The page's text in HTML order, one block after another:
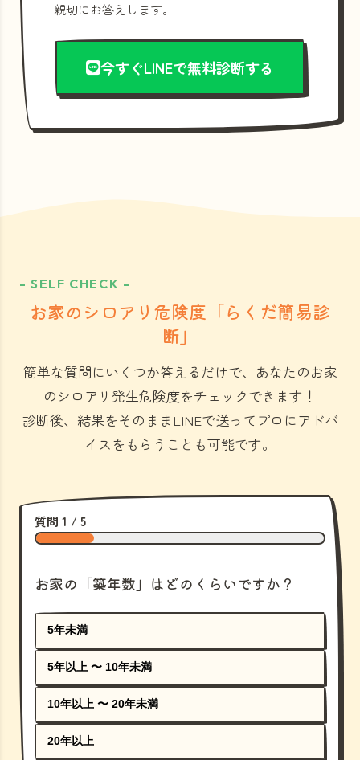
親切にお答えします。
今すぐLINEで無料診断する
- SELF CHECK -
お家のシロアリ危険度「らくだ簡易診
断」
簡単な質問にいくつか答えるだけで、あなたのお家
のシロアリ発生危険度をチェックできます！
診断後、結果をそのままLINEで送ってプロにアドバ
イスをもらうことも可能です。
質問 1 / 5
お家の「築年数」はどのくらいですか？
5年未満
5年以上 〜 10年未満
10年以上 〜 20年未満
20年以上